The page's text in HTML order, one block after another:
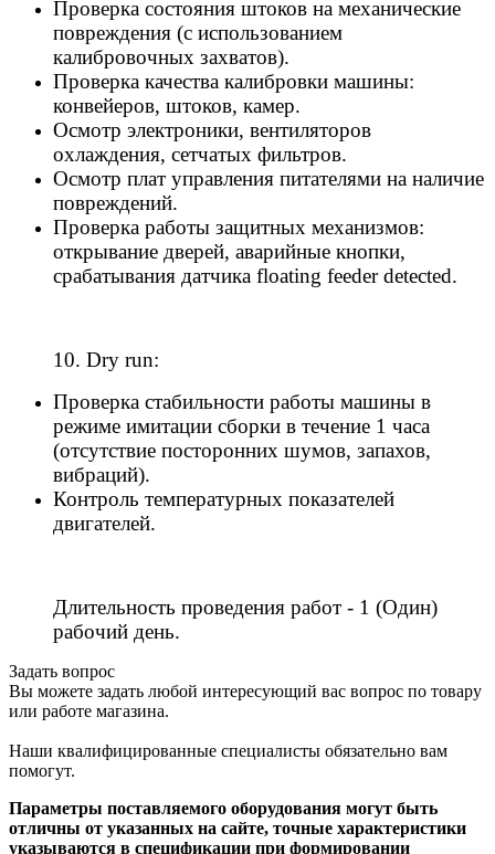
Проверка состояния штоков на механические
повреждения (с использованием
калибровочных захватов).
Проверка качества калибровки машины:
конвейеров, штоков, камер.
Осмотр электроники, вентиляторов
охлаждения, сетчатых фильтров.
Осмотр плат управления питателями на наличие
повреждений.
Проверка работы защитных механизмов:
открывание дверей, аварийные кнопки,
срабатывания датчика floating feeder detected.
10. Dry run:
Проверка стабильности работы машины в
режиме имитации сборки в течение 1 часа
(отсутствие посторонних шумов, запахов,
вибраций).
Контроль температурных показателей
двигателей.
Длительность проведения работ - 1 (Один)
рабочий день.
Задать вопрос
Вы можете задать любой интересующий вас вопрос по товару
или работе магазина.
Наши квалифицированные специалисты обязательно вам
помогут.
Параметры поставляемого оборудования могут быть
отличны от указанных на сайте, точные характеристики
указываются в спецификации при формировании